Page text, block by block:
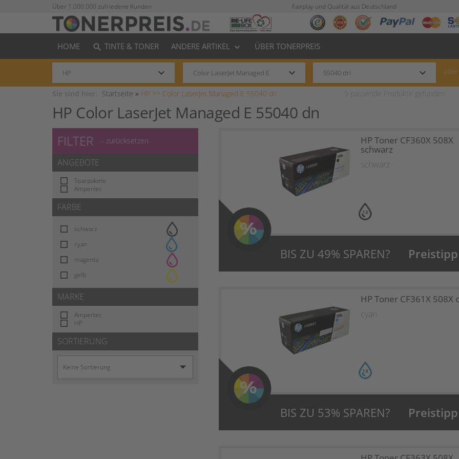
Über 1.000.000 zufriedene Kunden Fairplay und Qualität aus Deutschland
HOME search TINTE & TONER ANDERE ARTIKEL keyboard_arrow_down ÜBER TONERPREIS
keyboard_arrow_down keyboard_arrow_down keyboard_arrow_down oder
Startseite » HP >> Color LaserJet Managed E 55040 dn
HP Color LaserJet Managed E 55040 dn
FILTER - zurücksetzen
ANGEBOTE
Sparpakete
Ampertec
FARBE
schwarz
cyan
magenta
gelb
MARKE
Ampertec
HP
SORTIERUNG
1X
HP Toner CF360X 508X
schwarz
schwarz
BIS ZU 49% SPAREN?
1X
HP Toner CF361X 508X
cyan
BIS ZU 53% SPAREN?